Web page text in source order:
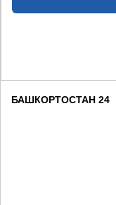
БАШКОРТОСТАН 24